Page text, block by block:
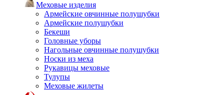
Меховые изделия
Армейские овчинные полушубки
Армейские полушубки
Бекеши
Головные уборы
Нагольные овчинные полушубки
Носки из меха
Рукавицы меховые
Тулупы
Меховые жилеты